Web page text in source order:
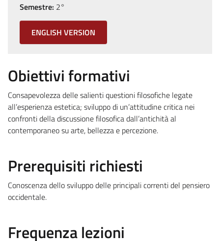
Semestre: 2°
ENGLISH VERSION
Obiettivi formativi
Consapevolezza delle salienti questioni filosofiche legate
all’esperienza estetica; sviluppo di un’attitudine critica nei
confronti della discussione filosofica dall’antichità al
contemporaneo su arte, bellezza e percezione.
Prerequisiti richiesti
Conoscenza dello sviluppo delle principali correnti del pensiero
occidentale.
Frequenza lezioni